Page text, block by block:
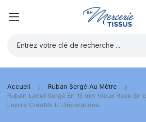
Accueil
Ruban Sergé Au Mètre
Ruban Lacet Sergé En 15 mm Vieux Rose En
Loisirs Créatifs Et Décorations.